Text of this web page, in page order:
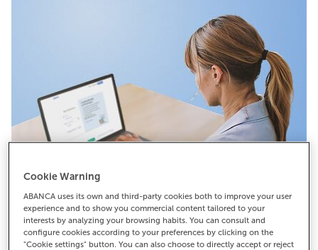
Cookie Warning
ABANCA uses its own and third-party cookies both to improve your user
experience and to show you commercial content tailored to your
interests by analyzing your browsing habits. You can consult and
configure cookies according to your preferences by clicking on the
"Cookie settings" button. You can also choose to directly accept or reject